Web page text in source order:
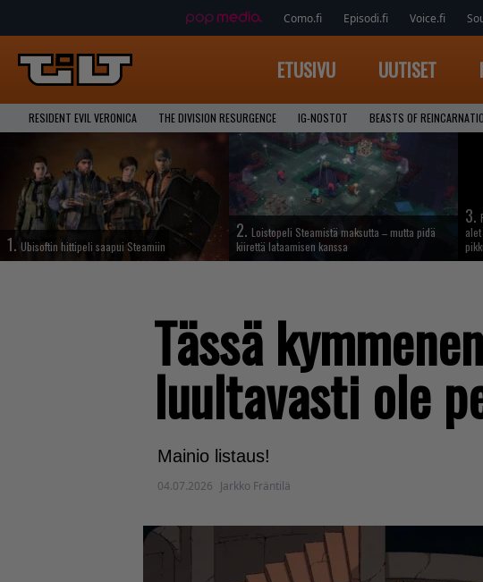
Como.fi Episodi.fi Voice.fi
ETUSIVU UUTISET
RESIDENT EVIL VERONICA THE DIVISION RESURGENCE IG-NOSTOT BEASTS OF
1. Ubisoftin hittipeli saapui Steamiin
2. Loistopeli Steamistä maksutta – mutta pidä
kiirettä lataamisen kanssa
3.
Tässä
luultavasti ole
Mainio listaus!
04.07.2026 Jarkko Fräntilä